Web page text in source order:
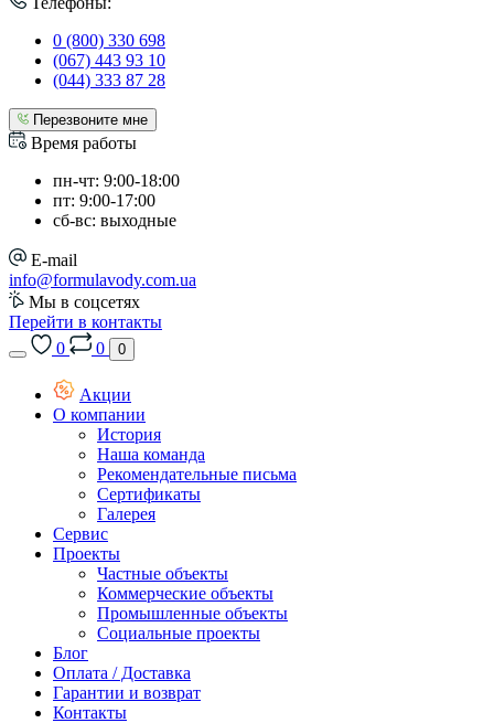
0 (800) 330 698
(067) 443 93 10
(044) 333 87 28
Перезвоните мне
Время работы
пн-чт: 9:00-18:00
пт: 9:00-17:00
сб-вс: выходные
E-mail
info@formulavody.com.ua
Мы в соцсетях
Перейти в контакты
0
0 0
Акции
О компании
История
Наша команда
Рекомендательные письма
Сертификаты
Галерея
Сервис
Проекты
Частные объекты
Коммерческие объекты
Промышленные объекты
Социальные проекты
Блог
Оплата / Доставка
Гарантии и возврат
Контакты